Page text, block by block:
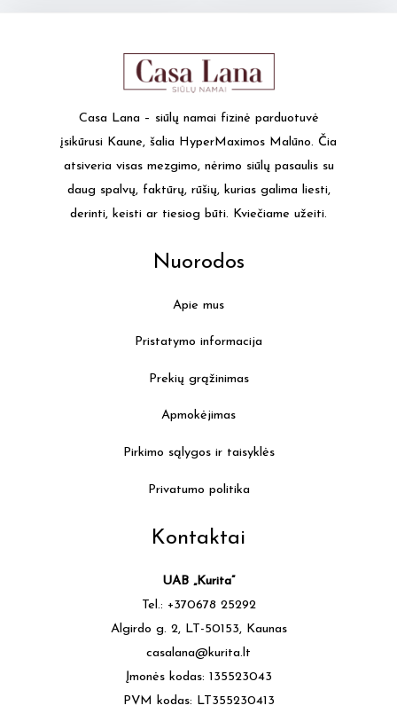
multiple
options
may
be
page
Casa Lana – siūlų namai fizinė parduotuvė
įsikūrusi Kaune, šalia HyperMaximos Malūno. Čia
atsiveria visas mezgimo, nėrimo siūlų pasaulis su
daug spalvų, faktūrų, rūšių, kurias galima liesti,
derinti, keisti ar tiesiog būti. Kviečiame užeiti.
Nuorodos
Apie mus
Pristatymo informacija
Prekių grąžinimas
Apmokėjimas
Pirkimo sąlygos ir taisyklės
Privatumo politika
Kontaktai
UAB „Kurita”
Tel.: +370678 25292
Algirdo g. 2, LT-50153, Kaunas
casalana@kurita.lt
Įmonės kodas: 135523043
PVM kodas: LT355230413